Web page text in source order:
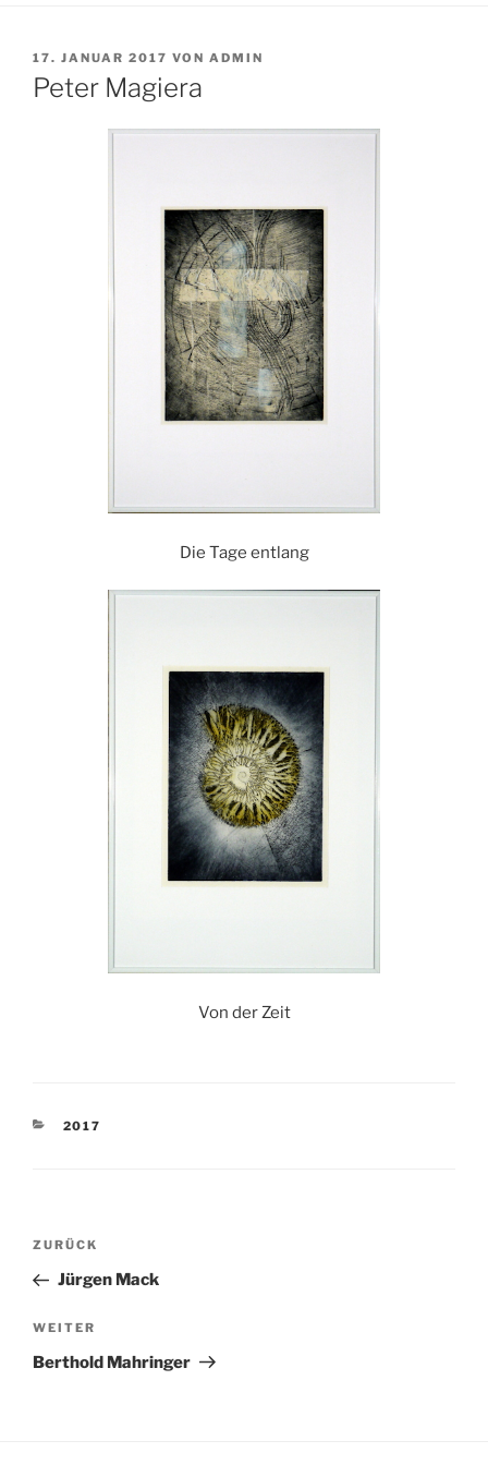
VERÖFFENTLICHT
AM
17. JANUAR 2017 VON ADMIN
Peter Magiera
Die Tage entlang
Von der Zeit
KATEGORIEN
2017
Beitragsnavigation
Vorheriger
Beitrag
ZURÜCK
Jürgen Mack
Nächster
Beitrag
WEITER
Berthold Mahringer